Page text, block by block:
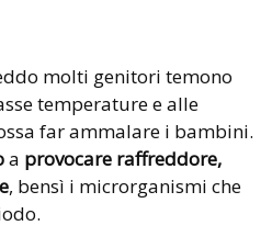
molti genitori temono
temperature e alle
far ammalare i bambini.
a provocare raffreddore,
, bensì i microrganismi che